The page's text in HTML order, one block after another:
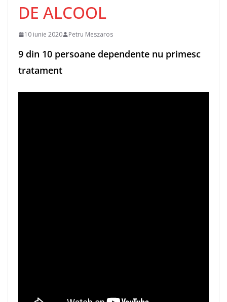
DE ALCOOL
10 iunie 2020 Petru Meszaros
9 din 10 persoane dependente nu primesc
tratament